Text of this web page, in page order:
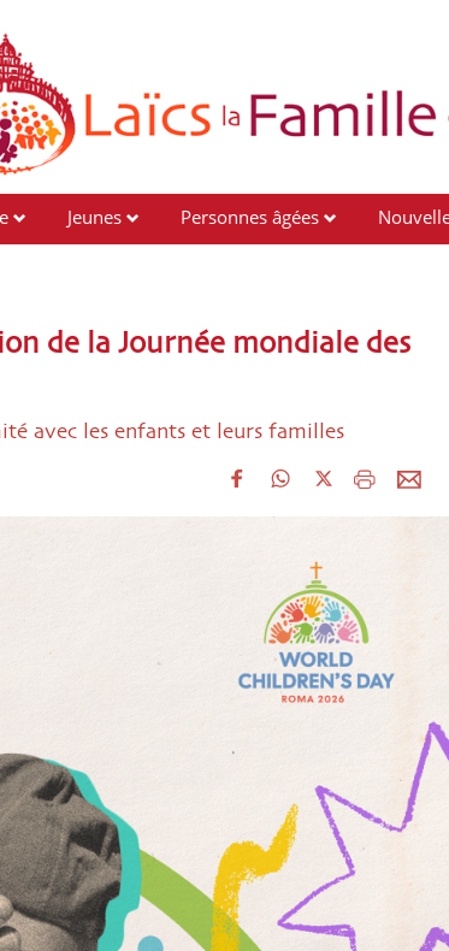
Jeunes Personnes âgées
de la Journée mondiale des
avec les enfants et leurs familles